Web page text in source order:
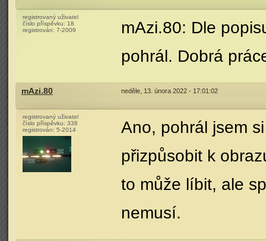
registrovaný uživatel
číslo příspěvku: 18
registrován: 7-2009
mAzi.80: Dle
pohrál. Dobrá
mAzi.80 neděle, 13. února 2022 - 17:01:02
registrovaný uživatel
číslo příspěvku: 338
registrován: 5-2014
Ano, pohrál jsem
přizpůsobit k
to může líbit, ale
nemusí.